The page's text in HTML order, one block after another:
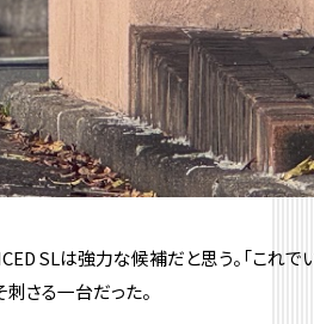
SLは強力な候補だと思う。「これでい
刺さる一台だった。